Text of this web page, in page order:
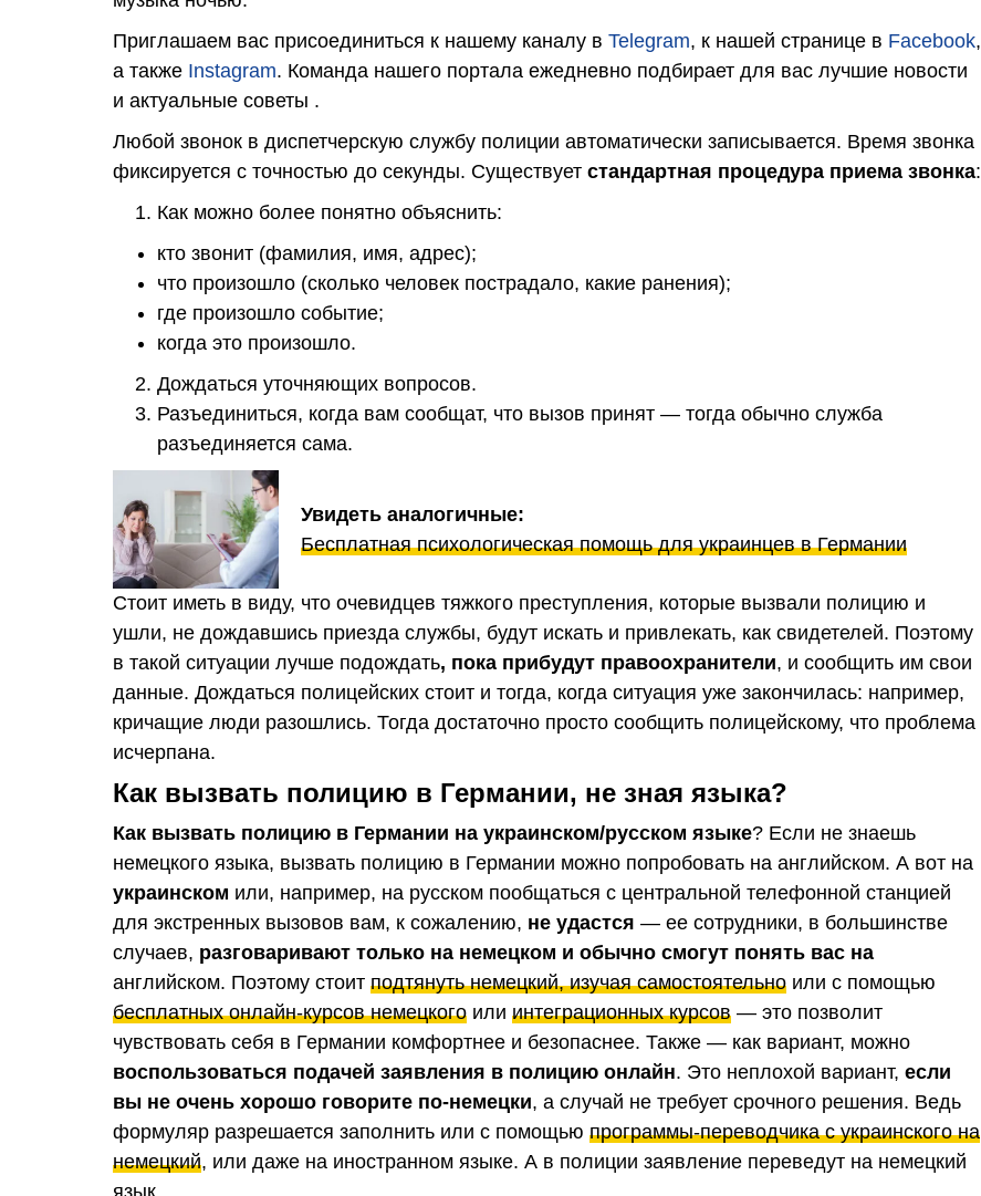
Приглашаем вас присоединиться к нашему каналу в Telegram, к нашей странице в Facebook,
а также Instagram. Команда нашего портала ежедневно подбирает для вас лучшие новости
и актуальные советы .
Любой звонок в диспетчерскую службу полиции автоматически записывается. Время звонка
фиксируется с точностью до секунды. Существует стандартная процедура приема звонка:
Как можно более понятно объяснить:
кто звонит (фамилия, имя, адрес);
что произошло (сколько человек пострадало, какие ранения);
где произошло событие;
когда это произошло.
Дождаться уточняющих вопросов.
Разъединиться, когда вам сообщат, что вызов принят — тогда обычно служба
разъединяется сама.
Увидеть аналогичные:
Бесплатная психологическая помощь для украинцев в Германии
Стоит иметь в виду, что очевидцев тяжкого преступления, которые вызвали полицию и
ушли, не дождавшись приезда службы, будут искать и привлекать, как свидетелей. Поэтому
в такой ситуации лучше подождать, пока прибудут правоохранители, и сообщить им свои
данные. Дождаться полицейских стоит и тогда, когда ситуация уже закончилась: например,
кричащие люди разошлись. Тогда достаточно просто сообщить полицейскому, что проблема
исчерпана.
Как вызвать полицию в Германии, не зная языка?
Как вызвать полицию в Германии на украинском/русском языке? Если не знаешь
немецкого языка, вызвать полицию в Германии можно попробовать на английском. А вот на
украинском или, например, на русском пообщаться с центральной телефонной станцией
для экстренных вызовов вам, к сожалению, не удастся — ее сотрудники, в большинстве
случаев, разговаривают только на немецком и обычно смогут понять вас на
английском. Поэтому стоит подтянуть немецкий, изучая самостоятельно или с помощью
бесплатных онлайн-курсов немецкого или интеграционных курсов — это позволит
чувствовать себя в Германии комфортнее и безопаснее. Также — как вариант, можно
воспользоваться подачей заявления в полицию онлайн. Это неплохой вариант, если
вы не очень хорошо говорите по-немецки, а случай не требует срочного решения. Ведь
формуляр разрешается заполнить или с помощью программы-переводчика с украинского на
немецкий, или даже на иностранном языке. А в полиции заявление переведут на немецкий